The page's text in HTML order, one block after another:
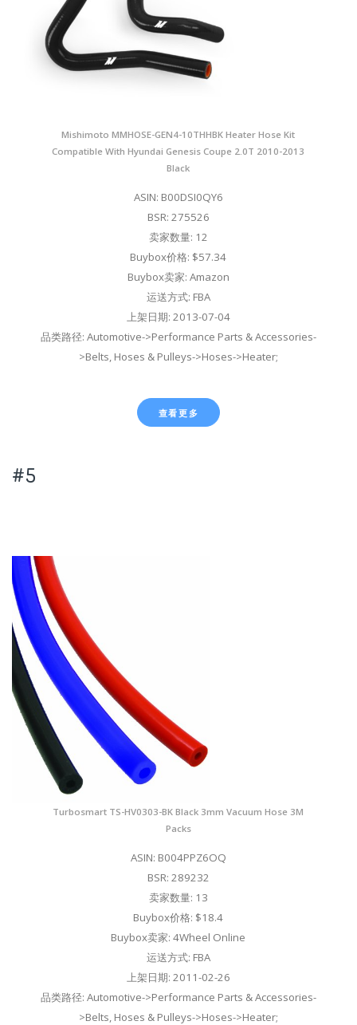
Mishimoto MMHOSE-GEN4-10THHBK Heater Hose Kit
Compatible With Hyundai Genesis Coupe 2.0T 2010-2013
Black
ASIN: B00DSI0QY6
BSR: 275526
卖家数量: 12
Buybox价格: $57.34
Buybox卖家: Amazon
运送方式: FBA
上架日期: 2013-07-04
品类路径: Automotive->Performance Parts & Accessories-
>Belts, Hoses & Pulleys->Hoses->Heater;
查看更多
#5
Turbosmart TS-HV0303-BK Black 3mm Vacuum Hose 3M
Packs
ASIN: B004PPZ6OQ
BSR: 289232
卖家数量: 13
Buybox价格: $18.4
Buybox卖家: 4Wheel Online
运送方式: FBA
上架日期: 2011-02-26
品类路径: Automotive->Performance Parts & Accessories-
>Belts, Hoses & Pulleys->Hoses->Heater;